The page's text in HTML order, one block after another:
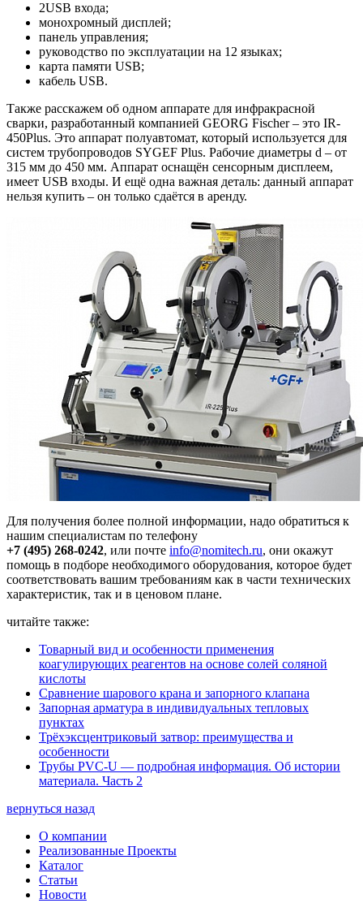
2USB входа;
монохромный дисплей;
панель управления;
руководство по эксплуатации на 12 языках;
карта памяти USB;
кабель USB.
Также расскажем об одном аппарате для инфракрасной
сварки, разработанный компанией GEORG Fischer – это IR-
450Plus. Это аппарат полуавтомат, который используется для
систем трубопроводов SYGEF Plus. Рабочие диаметры d – от
315 мм до 450 мм. Аппарат оснащён сенсорным дисплеем,
имеет USB входы. И ещё одна важная деталь: данный аппарат
нельзя купить – он только сдаётся в аренду.
Для получения более полной информации, надо обратиться к
нашим специалистам по телефону
+7 (495) 268-0242, или почте info@nomitech.ru, они окажут
помощь в подборе необходимого оборудования, которое будет
соответствовать вашим требованиям как в части технических
характеристик, так и в ценовом плане.
читайте также:
Товарный вид и особенности применения
коагулирующих реагентов на основе солей соляной
кислоты
Сравнение шарового крана и запорного клапана
Запорная арматура в индивидуальных тепловых
пунктах
Трёхэксцентриковый затвор: преимущества и
особенности
Трубы PVC-U — подробная информация. Об истории
материала. Часть 2
вернуться назад
О компании
Реализованные Проекты
Каталог
Статьи
Новости